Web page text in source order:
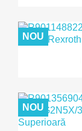
NOU
NOU